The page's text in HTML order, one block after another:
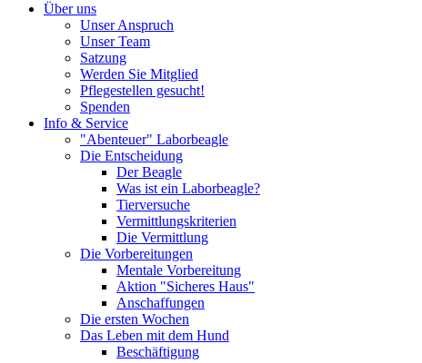
Über uns
Unser Anspruch
Unser Team
Satzung
Werden Sie Mitglied
Pflegestellen gesucht!
Spenden
Info & Service
"Abenteuer" Laborbeagle
Die Entscheidung
Der Beagle
Was ist ein Laborbeagle?
Tierversuche
Vermittlungskriterien
Die Vermittlung
Die Vorbereitungen
Mentale Vorbereitung
Aktion "Sicheres Haus"
Anschaffungen
Die ersten Wochen
Das Leben mit dem Hund
Beschäftigung